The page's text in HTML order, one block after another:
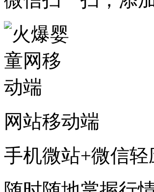
网站移动端
手机微站+微信轻